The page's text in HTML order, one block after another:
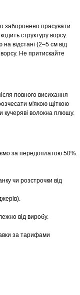
заборонено прасувати.
структуру ворсу.
відстані (2–5 см від
Не притискайте
повного висихання
м'якою щіткою
кучеряві волокна плюшу.
за передоплатою 50%.
чи розстрочки від
від виробу.
за тарифами